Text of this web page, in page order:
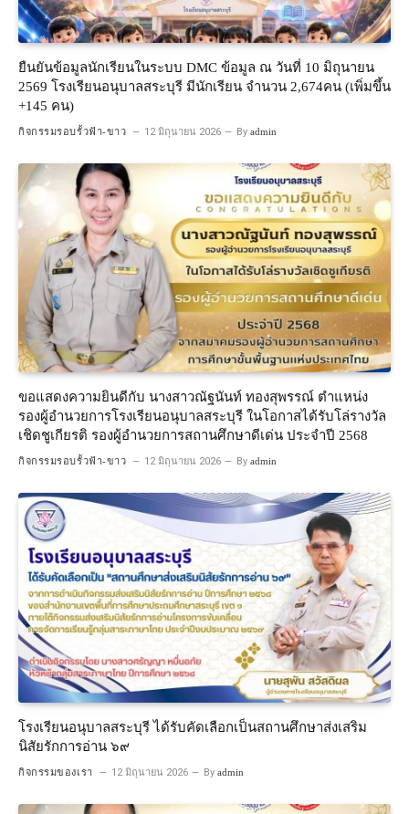
ยืนยันข้อมูลนักเรียนในระบบ DMC ข้อมูล ณ วันที่ 10 มิถุนายน
2569 โรงเรียนอนุบาลสระบุรี มีนักเรียน จำนวน 2,674คน (เพิ่มขึ้น
+145 คน)
กิจกรรมรอบรั้วฟ้า-ขาว 12 มิถุนายน 2026 By admin
ขอแสดงความยินดีกับ นางสาวณัฐนันท์ ทองสุพรรณ์ ตำแหน่ง
รองผู้อำนวยการโรงเรียนอนุบาลสระบุรี ในโอกาสได้รับโล่รางวัล
เชิดชูเกียรติ รองผู้อำนวยการสถานศึกษาดีเด่น ประจำปี 2568
กิจกรรมรอบรั้วฟ้า-ขาว 12 มิถุนายน 2026 By admin
โรงเรียนอนุบาลสระบุรี ได้รับคัดเลือกเป็นสถานศึกษาส่งเสริม
นิสัยรักการอ่าน ๖๙
กิจกรรมของเรา 12 มิถุนายน 2026 By admin